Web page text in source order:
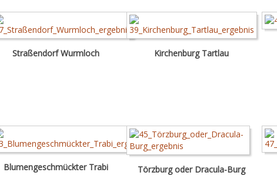
Straßendorf Wurmloch Kirchenburg Tartlau
Blumengeschmückter Trabi Törzburg oder Dracula-Burg